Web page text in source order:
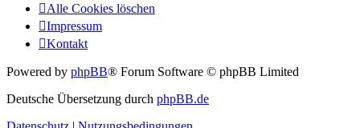
Alle Cookies löschen
Impressum
Kontakt
Powered by phpBB® Forum Software © phpBB Limited
Deutsche Übersetzung durch phpBB.de